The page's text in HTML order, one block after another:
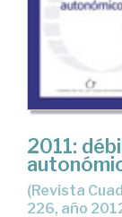
2011:
(Revista Cuadernos de información Económica, Nº
226, año